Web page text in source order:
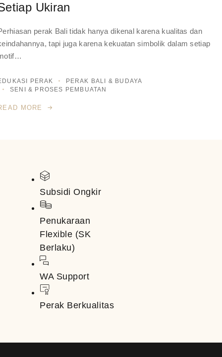
Ukiran
perak Bali tidak hanya dikenal karena kualitas dan
tapi juga karena kekuatan simbolik dalam setiap
PERAK
PERAK BALI & BUDAYA
SENI & PROSES PEMBUATAN
MORE
Subsidi Ongkir
Penukaraan
Flexible (SK
Berlaku)
WA Support
Perak Berkualitas